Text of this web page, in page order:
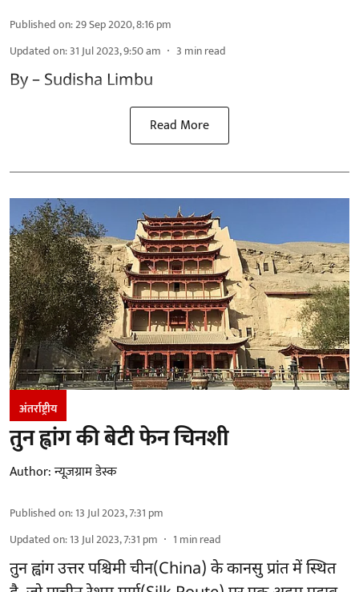
Published on:29 Sep 2020, 8:16 pm
Updated on:31 Jul 2023, 9:50 am 3 min read
By – Sudisha Limbu
Read More
अंतर्राष्ट्रीय
तुन ह्वांग की बेटी फेन चिनशी
Author:न्यूज़ग्राम डेस्क
Published on:13 Jul 2023, 7:31 pm
Updated on:13 Jul 2023, 7:31 pm 1 min read
तुन ह्वांग उत्तर पश्चिमी चीन(China) के कानसु प्रांत में स्थित